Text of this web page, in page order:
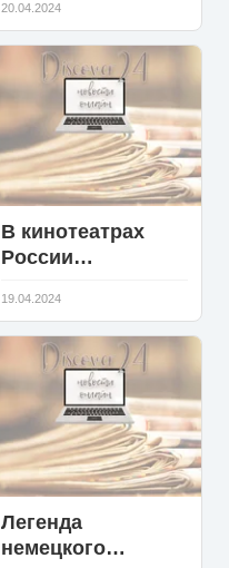
дипфейков в кино
с преступлением
20.04.2024
В кинотеатрах
России
новую версию
приключений
Алисы
Селезневой
19.04.2024
Легенда
немецкого